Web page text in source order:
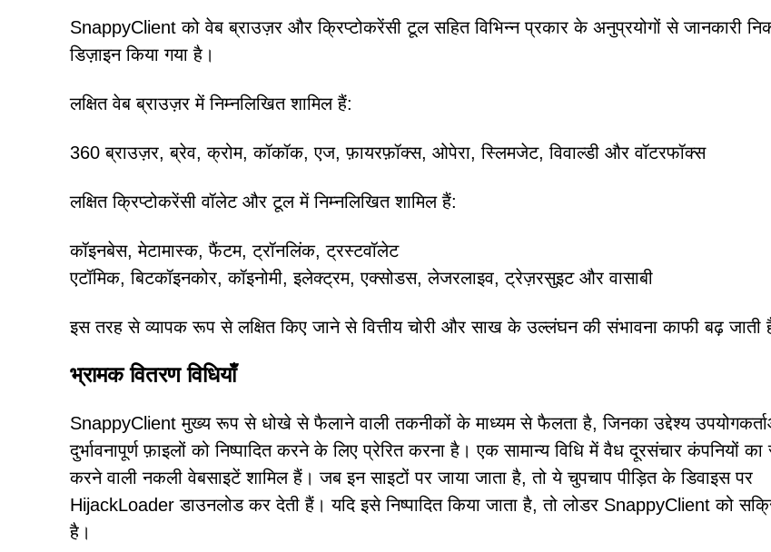
SnappyClient को वेब ब्राउज़र और क्रिप्टोकरेंसी टूल सहित विभिन्न प्रकार के अनुप्रयोगों से जानकारी
डिज़ाइन किया गया है।
लक्षित वेब ब्राउज़र में निम्नलिखित शामिल हैं:
360 ब्राउज़र, ब्रेव, क्रोम, कॉकॉक, एज, फ़ायरफ़ॉक्स, ओपेरा, स्लिमजेट, विवाल्डी और वॉटरफॉक्स
लक्षित क्रिप्टोकरेंसी वॉलेट और टूल में निम्नलिखित शामिल हैं:
कॉइनबेस, मेटामास्क, फैंटम, ट्रॉनलिंक, ट्रस्टवॉलेट
एटॉमिक, बिटकॉइनकोर, कॉइनोमी, इलेक्ट्रम, एक्सोडस, लेजरलाइव, ट्रेज़रसुइट और वासाबी
इस तरह से व्यापक रूप से लक्षित किए जाने से वित्तीय चोरी और साख के उल्लंघन की संभावना काफी बढ़ जाती
भ्रामक वितरण विधियाँ
SnappyClient मुख्य रूप से धोखे से फैलाने वाली तकनीकों के माध्यम से फैलता है, जिनका उद्देश्य
दुर्भावनापूर्ण फ़ाइलों को निष्पादित करने के लिए प्रेरित करना है। एक सामान्य विधि में वैध दूरसंचार कंपनियों
करने वाली नकली वेबसाइटें शामिल हैं। जब इन साइटों पर जाया जाता है, तो ये चुपचाप पीड़ित के डिवाइस पर
HijackLoader डाउनलोड कर देती हैं। यदि इसे निष्पादित किया जाता है, तो लोडर SnappyClient को
है।